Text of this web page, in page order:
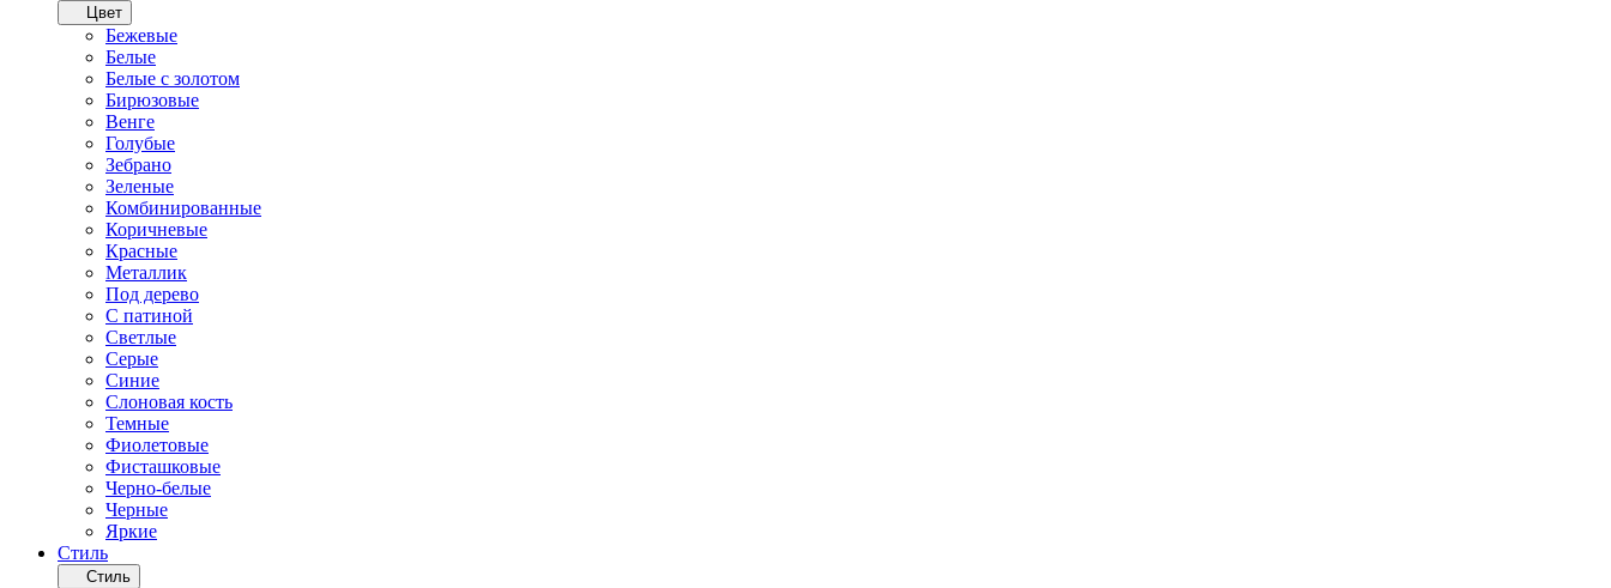
Цвет
Бежевые
Белые
Белые с золотом
Бирюзовые
Венге
Голубые
Зебрано
Зеленые
Комбинированные
Коричневые
Красные
Металлик
Под дерево
С патиной
Светлые
Серые
Синие
Слоновая кость
Темные
Фиолетовые
Фисташковые
Черно-белые
Черные
Яркие
Стиль
Стиль